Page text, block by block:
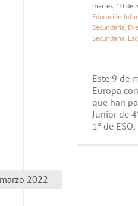
martes, 10 de
Educación
Secundaria,
Secundaria,
Este 9 de
Europa
que han
Junior de
1º de ESO,
marzo 2022